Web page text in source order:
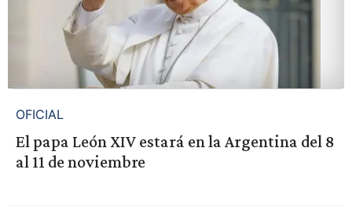
OFICIAL
El papa León XIV estará en la Argentina del 8
al 11 de noviembre